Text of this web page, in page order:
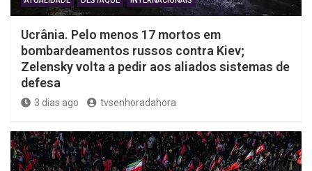
Ucrânia. Pelo menos 17 mortos em
bombardeamentos russos contra Kiev;
Zelensky volta a pedir aos aliados sistemas de
defesa
3 dias ago tvsenhoradahora